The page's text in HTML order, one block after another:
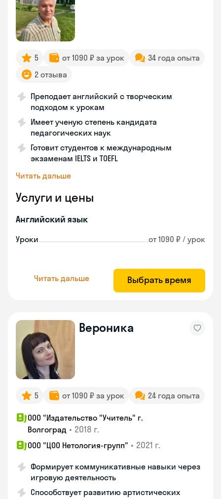
5 от 1090 ₽ за урок
34 года опыта
2 отзыва
Преподает английский с творческим
подходом к урокам
Имеет ученую степень кандидата
педагогических наук
Готовит студентов к международным
экзаменам IELTS и TOEFL
Читать дальше
Услуги и цены
Английский язык
Уроки от 1090 ₽ / урок
Читать дальше Выбрать время
Вероника
5 от 1090 ₽ за урок 24 года опыта
ООО "Издательство "Учитель" г.
Волгоград • 2018 г.
ООО "ЦОО Нетология-групп" • 2021 г.
Формирует коммуникативные навыки через
игровую деятельность
Способствует развитию артистических